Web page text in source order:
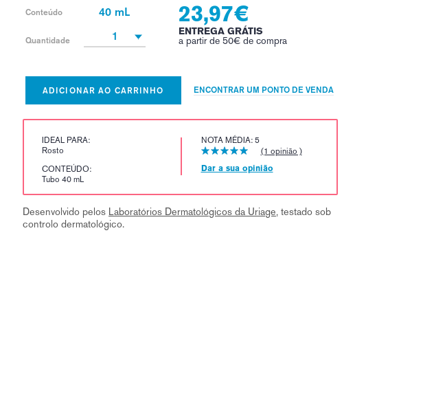
23,97€
ENTREGA GRÁTIS
a partir de 50€ de compra
Conteúdo 40 mL
Quantidade 1
ADICIONAR AO CARRINHO ENCONTRAR UM PONTO DE VENDA
IDEAL PARA:
Rosto
CONTEÚDO:
Tubo 40 mL
NOTA MÉDIA: 5
(1 opinião )
Dar a sua opinião
Desenvolvido pelos Laboratórios Dermatológicos da Uriage, testado sob
controlo dermatológico.